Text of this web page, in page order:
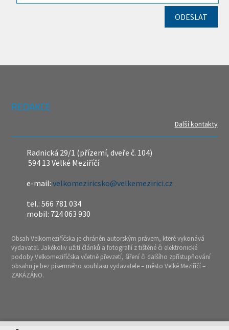
REDAKCE
Další kontakty
Radnická 29/1 (přízemí, dveře č. 104)
594 13 Velké Meziříčí
e-mail:velkomeziricsko@velkemezirici.cz
tel.: 566 781 034
mobil: 724 063 930
Obsah Velkomeziříčska je chráněn autorským právem, které vykonává
vydavatel. Jakékoliv užití článků a fotografií z tištěné či elektronické
podoby Velkomeziříčska včetně převzetí, šíření či dalšího zpřístupňování
obsahu je bez písemného souhlasu vydavatele – město Velké Meziříčí –
ZAKÁZÁNO.